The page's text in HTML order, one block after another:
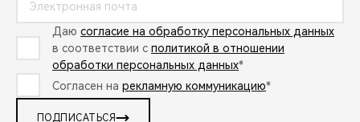
Даю согласие на обработку персональных данных
в соответствии с политикой в отношении
обработки персональных данных*
Согласен на рекламную коммуникацию*
ПОДПИСАТЬСЯ